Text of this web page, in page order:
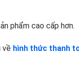
phẩm cao cấp hơn.
về hình thức thanh